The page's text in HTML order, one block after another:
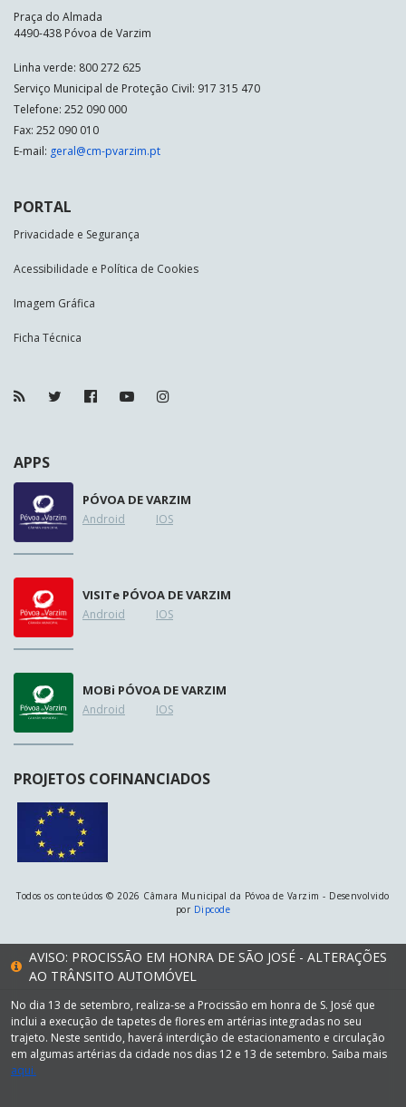
Praça do Almada
4490-438 Póvoa de Varzim
Linha verde: 800 272 625
Serviço Municipal de Proteção Civil: 917 315 470
Telefone: 252 090 000
Fax: 252 090 010
E-mail: geral@cm-pvarzim.pt
PORTAL
Privacidade e Segurança
Acessibilidade e Política de Cookies
Imagem Gráfica
Ficha Técnica
APPS
PÓVOA DE VARZIM
Android IOS
VISITe PÓVOA DE VARZIM
Android IOS
MOBi PÓVOA DE VARZIM
Android IOS
PROJETOS COFINANCIADOS
Todos os conteúdos © 2026 Câmara Municipal da Póvoa de Varzim - Desenvolvido
por Dipcode
AVISO: PROCISSÃO EM HONRA DE SÃO JOSÉ - ALTERAÇÕES
AO TRÂNSITO AUTOMÓVEL
No dia 13 de setembro, realiza-se a Procissão em honra de S. José que
inclui a execução de tapetes de flores em artérias integradas no seu
trajeto. Neste sentido, haverá interdição de estacionamento e circulação
em algumas artérias da cidade nos dias 12 e 13 de setembro. Saiba mais
aqui.